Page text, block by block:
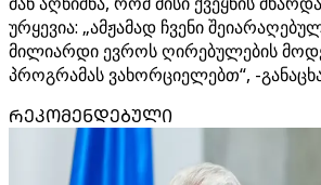
ურყევია: „ამჟამად ჩვენი
მილიარდი ევროს ღირებულების
პროგრამას ვახორციელებთ“, -
ᲠᲔᲙᲝᲛᲔᲜᲓᲔᲑᲣᲚᲘ